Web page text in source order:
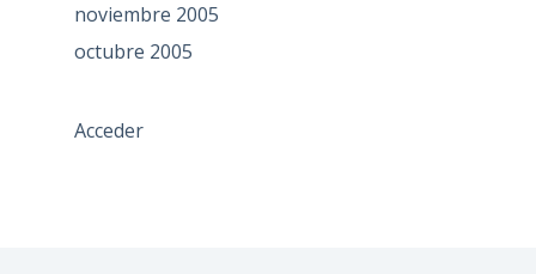
noviembre 2005
octubre 2005
Acceder